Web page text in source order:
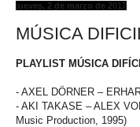
jueves, 2 de marzo de 2017
MÚSICA
PLAYLIST MÚSICA
- AXEL DÖRNER –
- AKI TAKASE – ALEX
Music Production, 1995)